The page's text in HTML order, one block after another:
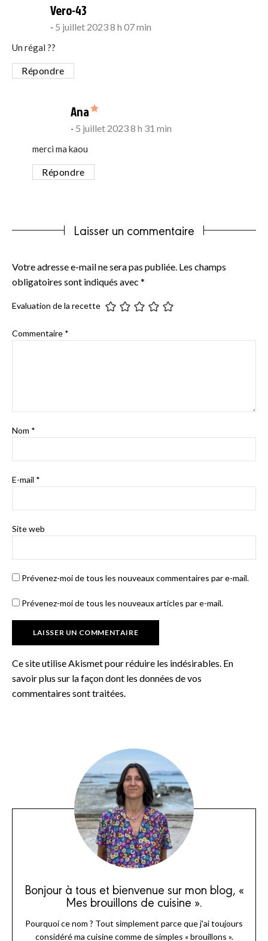
Vero-43
5 juillet 2023 8 h 07 min
Un régal ??
Répondre
Ana says:
5 juillet 2023 8 h 31 min
merci ma kaou
Répondre
Laisser un commentaire
Votre adresse e-mail ne sera pas publiée. Les champs
obligatoires sont indiqués avec *
Evaluation de la recette
Commentaire *
Nom *
E-mail *
Site web
Prévenez-moi de tous les nouveaux commentaires par e-mail.
Prévenez-moi de tous les nouveaux articles par e-mail.
Ce site utilise Akismet pour réduire les indésirables. En
savoir plus sur la façon dont les données de vos
commentaires sont traitées.
Bonjour à tous et bienvenue sur mon blog, «
Mes brouillons de cuisine ».
Pourquoi ce nom ? Tout simplement parce que j'ai toujours
considéré ma cuisine comme de simples « brouillons ».